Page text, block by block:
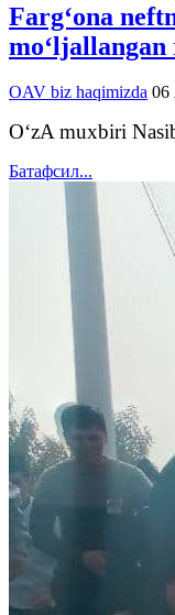
Farg‘ona
OAV biz haqimizda 06
O‘zA muxbiri
Батафсил...